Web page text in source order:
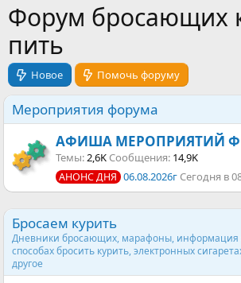
Форум бросающих
пить
Новое Помочь форуму
Мероприятия форума
АФИША МЕРОПРИЯТИЙ
Темы 2,6K Сообщения 14,9K
АНОНС ДНЯ 06.08.2026г Сегодня в
Бросаем курить
Дневники бросающих, марафоны, информация
способах бросить курить, электронных
другое